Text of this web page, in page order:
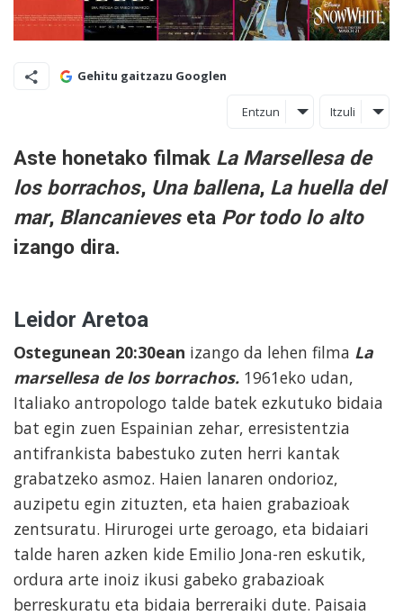
Gehitu gaitzazu Googlen
Entzun Itzuli
Aste honetako filmak La Marsellesa de
los borrachos, Una ballena, La huella del
mar, Blancanieveseta Por todo lo alto
izango dira.
Leidor Aretoa
Ostegunean 20:30ean izango da lehen filma La
marsellesa de los borrachos. 1961eko udan,
Italiako antropologo talde batek ezkutuko bidaia
bat egin zuen Espainian zehar, erresistentzia
antifrankista babestuko zuten herri kantak
grabatzeko asmoz. Haien lanaren ondorioz,
auzipetu egin zituzten, eta haien grabazioak
zentsuratu. Hirurogei urte geroago, eta bidaiari
talde haren azken kide Emilio Jona-ren eskutik,
ordura arte inoiz ikusi gabeko grabazioak
berreskuratu eta bidaia berreraiki dute. Paisaia